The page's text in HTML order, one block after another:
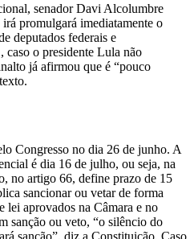
senador Davi Alcolumbre
promulgará imediatamente o
deputados federais e
caso o presidente Lula não
já afirmou que é “pouco
Congresso no dia 26 de junho. A
é dia 16 de julho, ou seja, na
no artigo 66, define prazo de 15
sancionar ou vetar de forma
lei aprovados na Câmara e no
sanção ou veto, “o silêncio do
sanção”, diz a Constituição. Caso